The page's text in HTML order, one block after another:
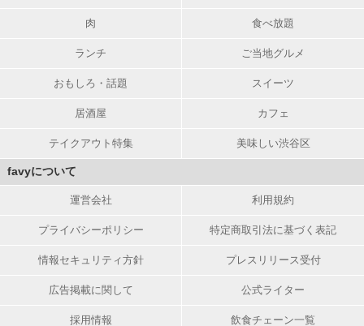
肉 食べ放題
ランチ ご当地グルメ
おもしろ・話題 スイーツ
居酒屋 カフェ
テイクアウト特集 美味しい渋谷区
favyについて
運営会社 利用規約
プライバシーポリシー 特定商取引法に基づく表記
情報セキュリティ方針 プレスリリース受付
広告掲載に関して 公式ライター
採用情報 飲食チェーン一覧